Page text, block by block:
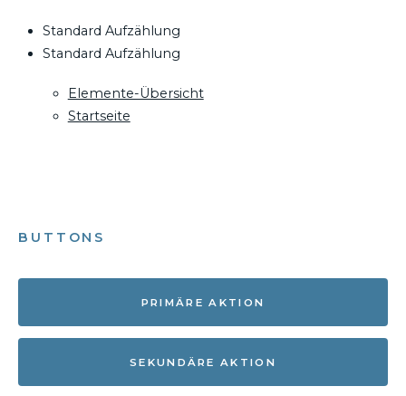
Standard Aufzählung
Standard Aufzählung
Elemente-Übersicht
Startseite
BUTTONS
PRIMÄRE AKTION
SEKUNDÄRE AKTION